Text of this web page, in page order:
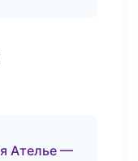
Ателье —